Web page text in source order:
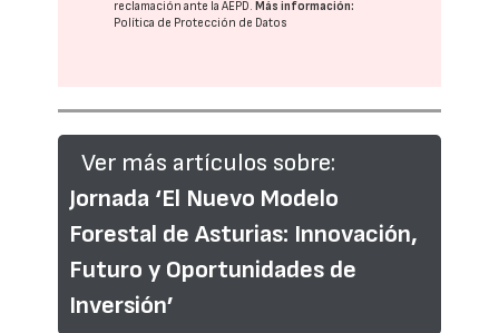
reclamación ante laAEPD.Más información:
Política de Protección de Datos
Ver más artículos sobre:
Jornada ‘El Nuevo Modelo
Forestal de Asturias: Innovación,
Futuro y Oportunidades de
Inversión’